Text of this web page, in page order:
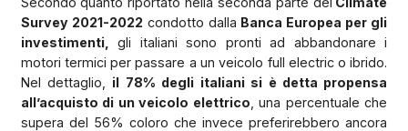
Survey 2021-2022 condotto dalla Banca Europea per gli
investimenti,
gli italiani sono pronti ad abbandonare i
motori termici per passare a un veicolo full electric o ibrido.
Nel dettaglio, il 78% degli italiani si è detta propensa
all’acquisto di un veicolo elettrico , una percentuale che
supera del 56% coloro che invece preferirebbero ancora